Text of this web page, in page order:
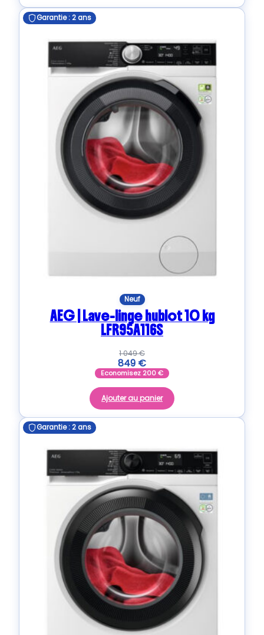
Garantie : 2 ans
Neuf
AEG | Lave-linge hublot 10 kg
LFR95A116S
1 049€
849 €
Economisez 200€
Ajouter au panier
Garantie : 2 ans